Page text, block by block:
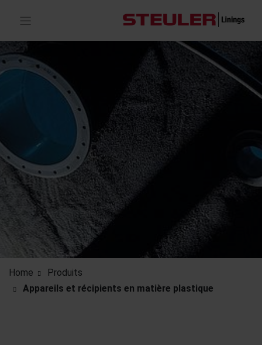
Home
Produits
Appareils et récipients en matière plastique